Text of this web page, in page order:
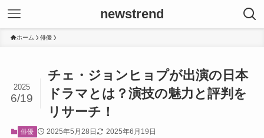
newstrend
ホーム 俳優
チェ・ジョンヒョプが出演の日本
ドラマとは？演技の魅力と評判を
リサーチ！
2025
6/19
俳優 2025年5月28日 2025年6月19日